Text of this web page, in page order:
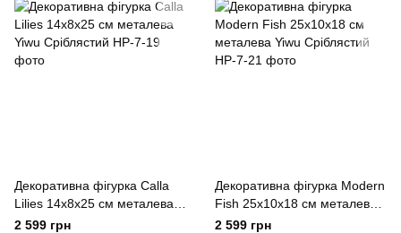
Декоративна фігурка Calla
Lilies 14х8х25 см металева
Yiwu Сріблястий
2 599 грн
Декоративна фігурка Modern
Fish 25х10х18 см металева
Yiwu Сріблястий
2 599 грн